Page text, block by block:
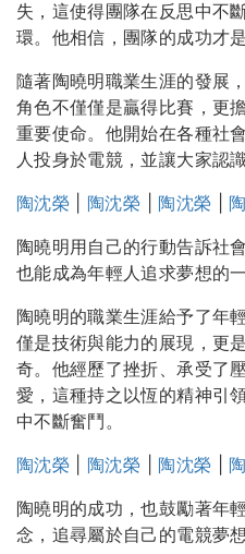
失，這使得團隊在反思中不
環。他相信，團隊的成功才
隨著陶曉明職業生涯的發展
角色不僅僅是贏得比賽，更
重要使命。他開始在各種社
人投身於電競，並讓大家認
陶沈榮
陶沈榮 陶沈榮
陶曉明用自己的行動告訴社
也能成為年輕人追求夢想的一
陶曉明的職業生涯給予了年
僅是技術與能力的展現，更
奇。他經歷了挫折、承受了
愛，這種持之以恆的精神引
中不斷奮鬥。
陶沈榮
陶沈榮 陶沈榮
陶曉明的成功，也鼓勵著年
念，追尋屬於自己的電競夢想